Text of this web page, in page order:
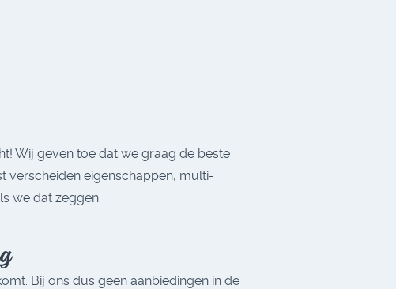
Wij geven toe dat we graag de beste
verscheiden eigenschappen, multi-
we dat zeggen.
Bij ons dus geen aanbiedingen in de